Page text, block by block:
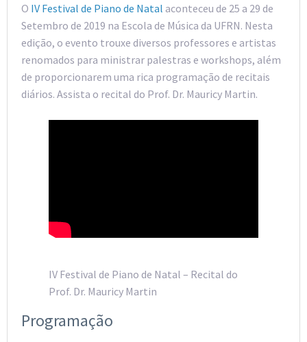
O IV Festival de Piano de Natal aconteceu de 25 a 29 de
Setembro de 2019 na Escola de Música da UFRN. Nesta
edição, o evento trouxe diversos professores e artistas
renomados para ministrar palestras e workshops, além
de proporcionarem uma rica programação de recitais
diários. Assista o recital do Prof. Dr. Mauricy Martin.
IV Festival de Piano de Natal – Recital do
Prof. Dr. Mauricy Martin
Programação